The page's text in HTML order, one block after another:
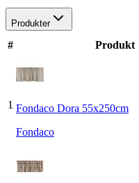
Produkter
# Produkt
1 Fondaco Dora 55x250cm
Fondaco